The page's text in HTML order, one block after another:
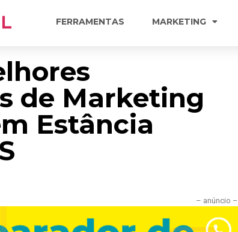
FERRAMENTAS MARKETING
de Marketing
Estância
– anúncio –